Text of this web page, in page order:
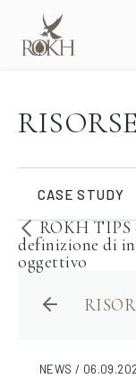
RISORSE
CASE STUDY
ROKH TIPS
definizione di
oggettivo
NEWS /